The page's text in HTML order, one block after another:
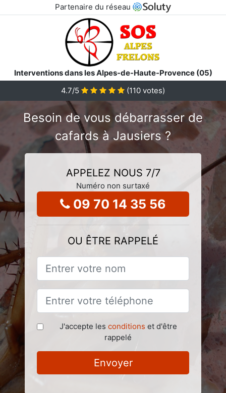
Partenaire du réseau
Interventions dans les Alpes-de-Haute-Provence (05)
4.7/5 (110 votes)
Besoin de vous débarrasser de
cafards à Jausiers ?
APPELEZ NOUS 7/7
Numéro non surtaxé
09 70 14 35 56
OU ÊTRE RAPPELÉ
J'accepte les conditions et d'être
rappelé
Envoyer